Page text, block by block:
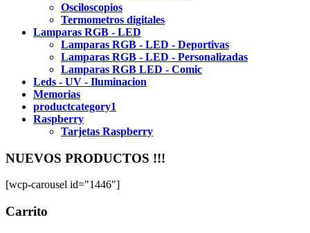
Osciloscopios
Termometros digitales
Lamparas RGB - LED
Lamparas RGB - LED - Deportivas
Lamparas RGB - LED - Personalizadas
Lamparas RGB LED - Comic
Leds - UV - Iluminacion
Memorias
productcategory1
Raspberry
Tarjetas Raspberry
NUEVOS PRODUCTOS !!!
[wcp-carousel id="1446"]
Carrito